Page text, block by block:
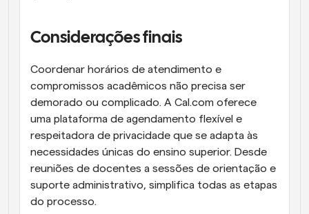
Considerações finais
Coordenar horários de atendimento e
compromissos acadêmicos não precisa ser
demorado ou complicado. A Cal.com oferece
uma plataforma de agendamento flexível e
respeitadora de privacidade que se adapta às
necessidades únicas do ensino superior. Desde
reuniões de docentes a sessões de orientação e
suporte administrativo, simplifica todas as etapas
do processo.